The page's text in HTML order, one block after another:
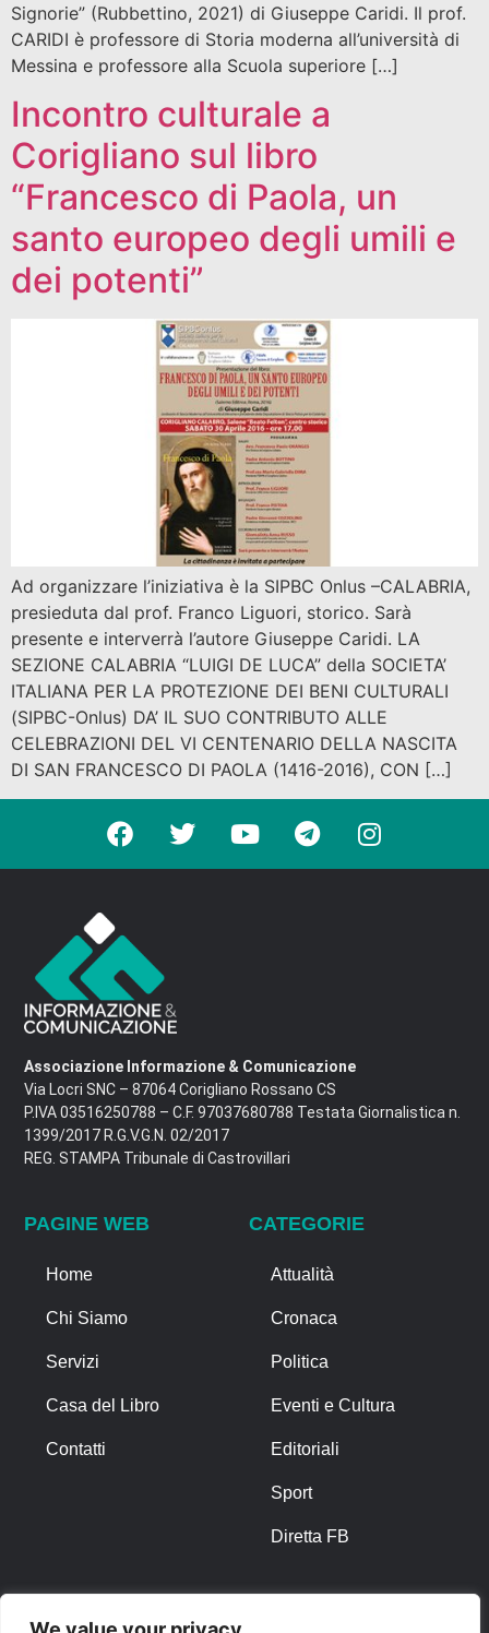
Signorie” (Rubbettino, 2021) di Giuseppe Caridi. Il prof.
CARIDI è professore di Storia moderna all’università di
Messina e professore alla Scuola superiore […]
Incontro culturale a
Corigliano sul libro
“Francesco di Paola, un
santo europeo degli umili e
dei potenti”
Ad organizzare l’iniziativa è la SIPBC Onlus –CALABRIA,
presieduta dal prof. Franco Liguori, storico. Sarà
presente e interverrà l’autore Giuseppe Caridi. LA
SEZIONE CALABRIA “LUIGI DE LUCA” della SOCIETA’
ITALIANA PER LA PROTEZIONE DEI BENI CULTURALI
(SIPBC-Onlus) DA’ IL SUO CONTRIBUTO ALLE
CELEBRAZIONI DEL VI CENTENARIO DELLA NASCITA
DI SAN FRANCESCO DI PAOLA (1416-2016), CON […]
Associazione Informazione & Comunicazione
Via Locri SNC – 87064 Corigliano Rossano CS
P.IVA 03516250788 – C.F. 97037680788 Testata Giornalistica n.
1399/2017 R.G.V.G.N. 02/2017
REG. STAMPA Tribunale di Castrovillari
PAGINE WEB
Home
Chi Siamo
Servizi
Casa del Libro
Contatti
CATEGORIE
Attualità
Cronaca
Politica
Eventi e Cultura
Editoriali
Sport
Diretta FB